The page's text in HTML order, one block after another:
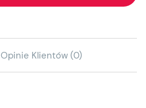
Opinie Klientów (0)